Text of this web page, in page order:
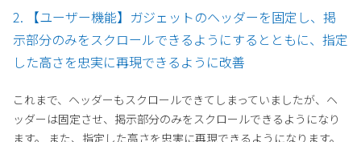
2. 【ユーザー機能】ガジェットのヘッダーを固定し、掲
示部分のみをスクロールできるようにするとともに、指定
した高さを忠実に再現できるように改善
これまで、ヘッダーもスクロールできてしまっていましたが、ヘ
ッダーは固定させ、掲示部分のみをスクロールできるようになり
ます。 また、指定した高さを忠実に再現できるようになります。